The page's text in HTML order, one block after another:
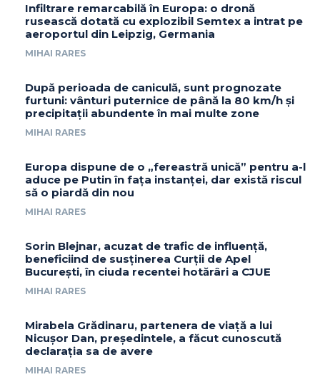
Infiltrare remarcabilă în Europa: o dronă
rusească dotată cu explozibil Semtex a intrat pe
aeroportul din Leipzig, Germania
MIHAI RARES
După perioada de caniculă, sunt prognozate
furtuni: vânturi puternice de până la 80 km/h și
precipitații abundente în mai multe zone
MIHAI RARES
Europa dispune de o „fereastră unică” pentru a-l
aduce pe Putin în fața instanței, dar există riscul
să o piardă din nou
MIHAI RARES
Sorin Blejnar, acuzat de trafic de influență,
beneficiind de susținerea Curții de Apel
București, în ciuda recentei hotărâri a CJUE
MIHAI RARES
Mirabela Grădinaru, partenera de viață a lui
Nicușor Dan, președintele, a făcut cunoscută
declarația sa de avere
MIHAI RARES